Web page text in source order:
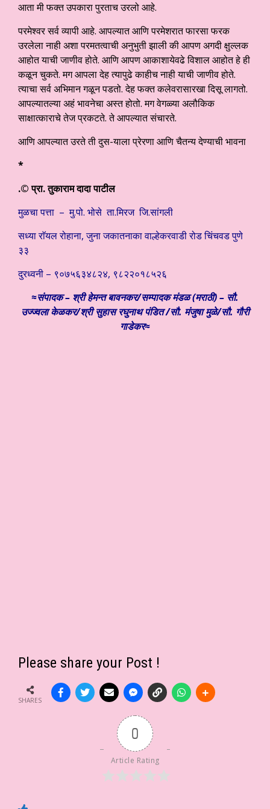
आता मी फक्त उपकारा पुरताच उरलो आहे.
परमेश्वर सर्व व्यापी आहे. आपल्यात आणि परमेशरात फारसा फरक
उरलेला नाही अशा परमतत्वाची अनुभुती झाली की आपण अगदी क्षुल्लक
आहोत याची जाणीव होते. आणि आपण आकाशायेवढे विशाल आहोत हे ही
कळून चुकते. मग आपला देह त्यापुढे काहीच नाही याची जाणीव होते.
त्याचा सर्व अभिमान गळून पडतो. देह फक्त कलेवरासारखा दिसू लागतो.
आपल्यातल्या अहं भावनेचा अस्त होतो. मग वेगळ्या अलौकिक
साक्षात्काराचे तेज प्रकटते. ते आपल्यात संचारते.
आणि आपल्यात उरते ती दुस-याला प्रेरणा आणि चैतन्य देण्याची भावना
*
.© प्रा. तुकाराम दादा पाटील
मुळचा पत्ता – मु.पो. भोसे ता.मिरज जि.सांगली
सध्या राॅयल रोहाना, जुना जकातनाका वाल्हेकरवाडी रोड चिंचवड पुणे
३३
दुरध्वनी – ९०७५६३४८२४, ९८२२०१८५२६
≈संपादक – श्री हेमन्त बावनकर/सम्पादक मंडळ (मराठी) – सौ.
उज्ज्वला केळकर/श्री सुहास रघुनाथ पंडित /सौ. मंजुषा मुळे/सौ. गौरी
गाडेकर≈
Please share your Post !
SHARES
0
Article Rating